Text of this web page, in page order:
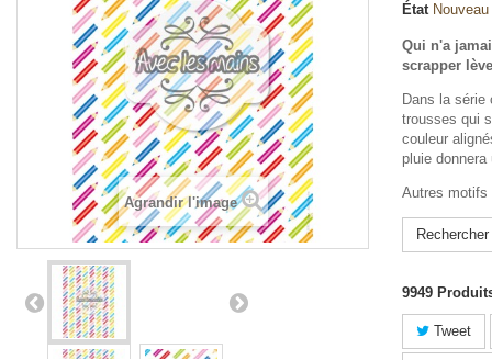
Agrandir l'image
État Nouveau
Qui n'a
scrapper
Dans la série
trousses qui
couleur
pluie
Autres motifs
9949
Tweet